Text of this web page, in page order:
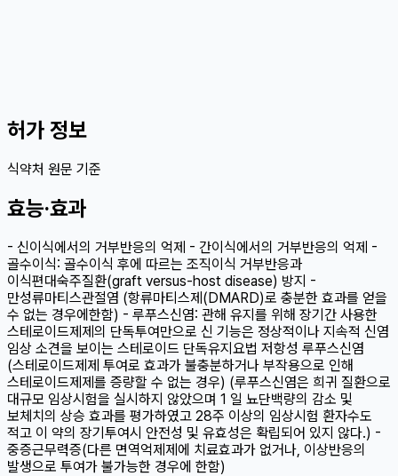
허가 정보
식약처 원문 기준
효능·효과
- 신이식에서의 거부반응의 억제 - 간이식에서의 거부반응의 억제 -
골수이식: 골수이식 후에 따르는 조직이식 거부반응과
이식편대숙주질환(graft versus-host disease) 방지 -
만성류마티스관절염 (항류마티스제(DMARD)로 충분한 효과를 얻을
수 없는 경우에한함) - 루푸스신염: 관해 유지를 위해 장기간 사용한
스테로이드제제의 단독투여만으로 신 기능은 정상적이나 지속적 신염
임상 소견을 보이는 스테로이드 단독유지요법 저항성 루푸스신염
(스테로이드제제 투여로 효과가 불충분하거나 부작용으로 인해
스테로이드제제를 증량할 수 없는 경우) (루푸스신염은 희귀 질환으로
대규모 임상시험을 실시하지 않았으며 1 일 뇨단백량의 감소 및
보체치의 상승 효과를 평가하였고 28주 이상의 임상시험 환자수도
적고 이 약의 장기투여시 안전성 및 유효성은 확립되어 있지 않다.) -
중증근무력증(다른 면역억제제에 치료효과가 없거나, 이상반응의
발생으로 투여가 불가능한 경우에 한함)